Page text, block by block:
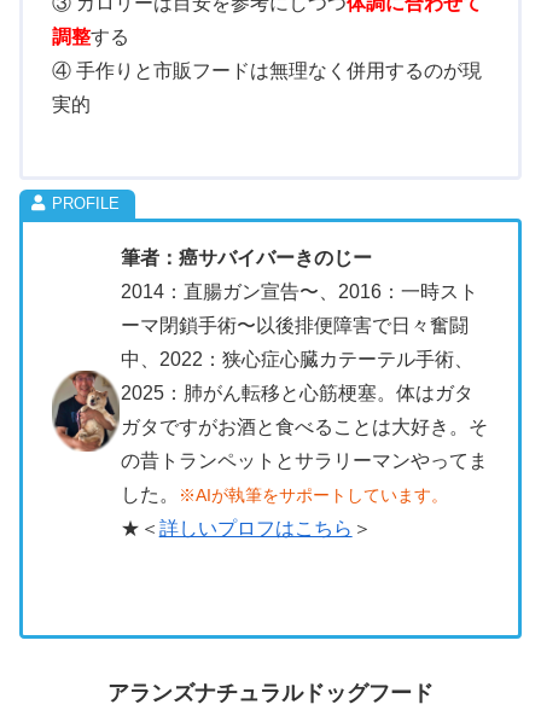
調整する
④ 手作りと市販フードは無理なく併用するのが現
実的
筆者：癌サバイバーきのじー
2014：直腸ガン宣告〜、2016：一時スト
ーマ閉鎖手術〜以後排便障害で日々奮闘
中、2022：狭心症心臓カテーテル手術、
2025：肺がん転移と心筋梗塞。体はガタ
ガタですがお酒と食べることは大好き。そ
の昔トランペットとサラリーマンやってま
した。
※AIが執筆をサポートしています。
★＜ 詳しいプロフはこちら ＞
アランズナチュラルドッグフード